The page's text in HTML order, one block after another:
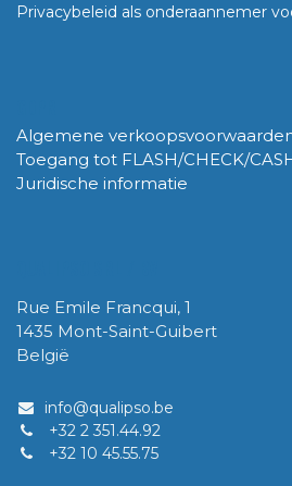
Privacybeleid als onderaannemer
Algemene
Toegang tot FLASH/CHECK/
Juridische informatie
Rue Emile Francqui, 1
1435 Mont-Saint-Guibert
België
info@qualipso.be
+32 2 351.44.92
+32 10 45.55.75